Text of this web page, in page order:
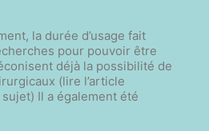
la durée d’usage fait
pour pouvoir être
déjà la possibilité de
(lire l’article
Il a également été